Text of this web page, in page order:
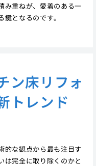
み重ねが、愛着のある一
となるのです。
ン床リフォ
トレンド
的な観点から最も注目す
は完全に取り除くのかと